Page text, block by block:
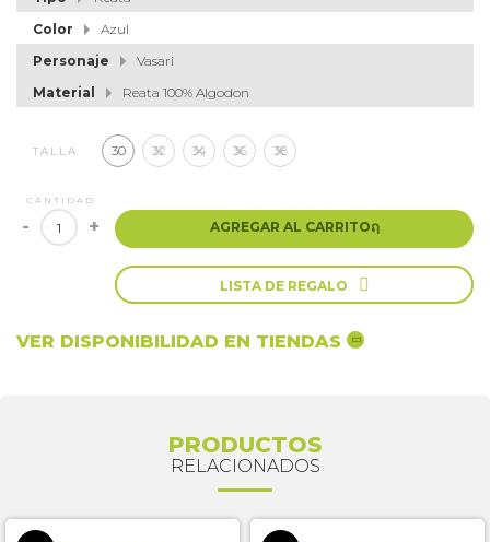
Color
Azul
Personaje
Vasari
Material
Reata 100% Algodon
TALLA 30 32 34 36 38
CANTIDAD
- + AGREGAR AL CARRITOຐ
LISTA DE REGALO 
VER DISPONIBILIDAD EN TIENDAS
PRODUCTOS
RELACIONADOS